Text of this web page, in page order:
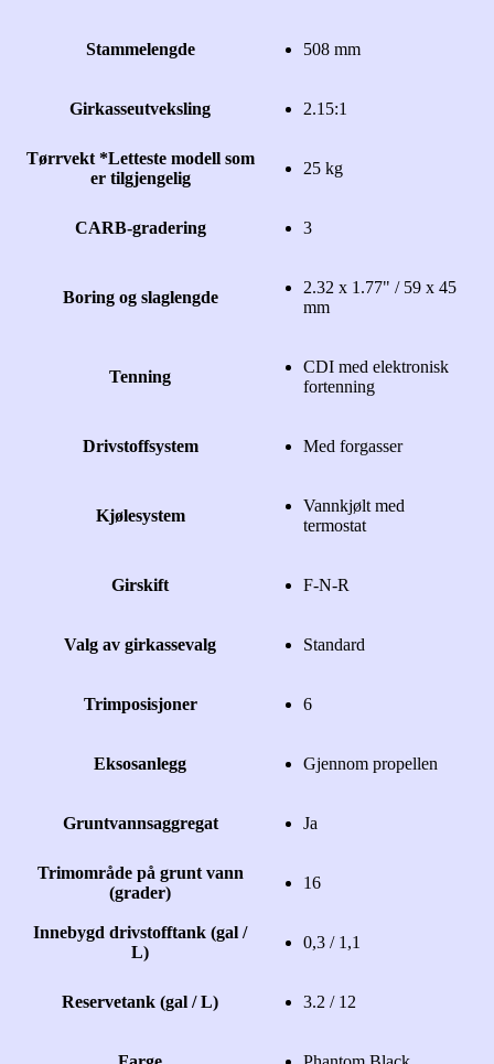
Stammelengde 508 mm
Girkasseutveksling 2.15:1
Tørrvekt *Letteste modell som
er tilgjengelig
25 kg
CARB-gradering 3
Boring og slaglengde
2.32 x 1.77" / 59 x 45
mm
Tenning
CDI med elektronisk
fortenning
Drivstoffsystem Med forgasser
Kjølesystem
Vannkjølt med
termostat
Girskift F-N-R
Valg av girkassevalg Standard
Trimposisjoner 6
Eksosanlegg Gjennom propellen
Gruntvannsaggregat Ja
Trimområde på grunt vann
(grader)
16
Innebygd drivstofftank (gal /
L)
0,3 / 1,1
Reservetank (gal / L) 3.2 / 12